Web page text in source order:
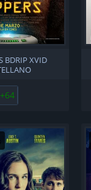
BDRIP XVID
+64